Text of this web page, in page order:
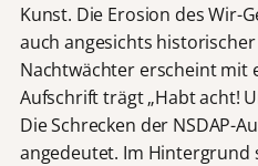
Kunst. Die Erosion des Wir-
auch angesichts
Nachtwächter erscheint mit
Aufschrift trägt „Habt acht!
Die Schrecken der NSDAP-
angedeutet. Im Hintergrund